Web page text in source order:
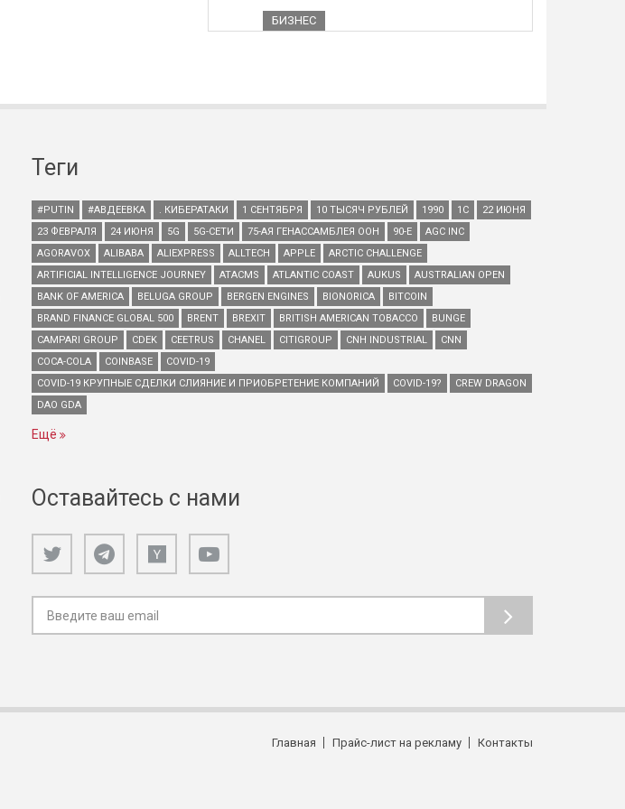
БИЗНЕС
Теги
#PUTIN #АВДЕЕВКА . КИБЕРАТАКИ 1 СЕНТЯБРЯ 10 ТЫСЯЧ РУБЛЕЙ 1990 1С
22 ИЮНЯ
23 ФЕВРАЛЯ
24 ИЮНЯ 5G 5G-СЕТИ 75-АЯ ГЕНАССАМБЛЕЯ ООН 90-Е
AGC INC
AGORAVOX
ALIBABA ALIEXPRESS ALLTECH APPLE
ARCTIC CHALLENGE
ARTIFICIAL INTELLIGENCE JOURNEY
ATACMS ATLANTIC COAST AUKUS
AUSTRALIAN OPEN
BANK OF AMERICA
BELUGA GROUP BERGEN ENGINES BIONORICA
BITCOIN
BRAND FINANCE GLOBAL 500
BRENT BREXIT BRITISH AMERICAN TOBACCO
BUNGE
CAMPARI GROUP
CDEK CEETRUS CHANEL CITIGROUP CNH INDUSTRIAL
CNN
COCA-COLA
COINBASE
COVID-19
COVID-19 КРУПНЫЕ СДЕЛКИ СЛИЯНИЕ И ПРИОБРЕТЕНИЕ КОМПАНИЙ
COVID-19?
CREW DRAGON
DAO GDA
Ещё
Оставайтесь с нами
Главная Прайс-лист на рекламу Контакты